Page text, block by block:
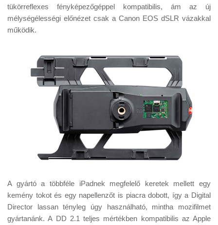
tükörreflexes fényképezőgéppel kompatibilis, ám az új
mélységélességi előnézet csak a Canon EOS dSLR vázakkal
működik.
A gyártó a többféle iPadnek megfelelő keretek mellett egy
kemény tokot és egy napellenzőt is piacra dobott, így a Digital
Director lassan tényleg úgy használható, mintha mozifilmet
gyártanánk. A DD 2.1 teljes mértékben kompatibilis az Apple